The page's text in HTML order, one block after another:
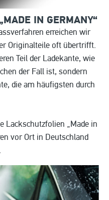
IN GERMANY“
erreichen wir
Originalteile oft übertrifft.
Teil der Ladekante, wie
der Fall ist, sondern
die am häufigsten durch
Lackschutzfolien „Made in
vor Ort in Deutschland